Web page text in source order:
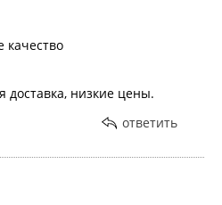
качество
доставка, низкие цены.
ответить